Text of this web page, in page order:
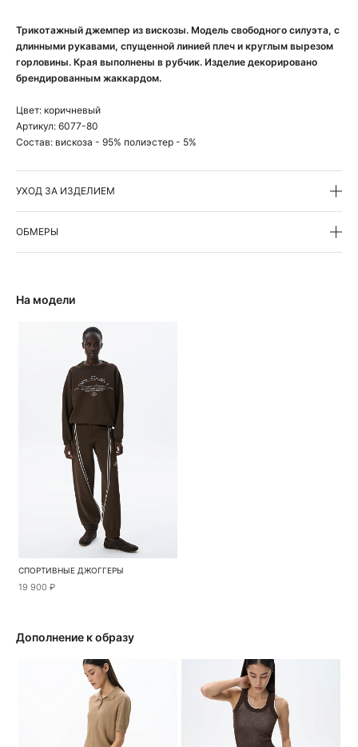
Трикотажный джемпер из вискозы. Модель свободного силуэта, с
длинными рукавами, спущенной линией плеч и круглым вырезом
горловины. Края выполнены в рубчик. Изделие декорировано
брендированным жаккардом.
Цвет: коричневый
Артикул: 6077-80
Состав: вискоза - 95% полиэстер - 5%
УХОД ЗА ИЗДЕЛИЕМ
ОБМЕРЫ
На модели
СПОРТИВНЫЕ ДЖОГГЕРЫ
19 900 ₽
Дополнение к образу